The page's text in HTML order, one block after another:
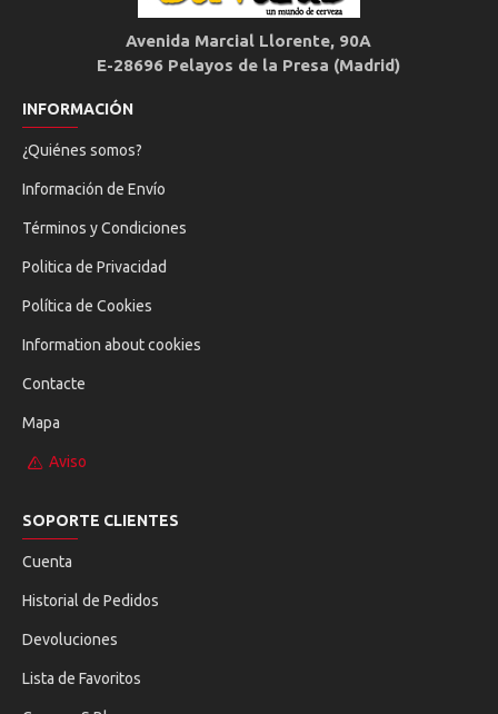
Avenida Marcial Llorente, 90A
E-28696 Pelayos de la Presa (Madrid)
INFORMACIÓN
¿Quiénes somos?
Información de Envío
Términos y Condiciones
Politica de Privacidad
Política de Cookies
Information about cookies
Contacte
Mapa
Aviso
SOPORTE CLIENTES
Cuenta
Historial de Pedidos
Devoluciones
Lista de Favoritos